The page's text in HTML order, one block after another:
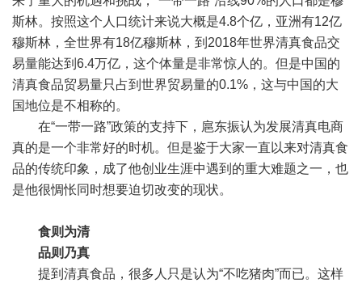
斯林。按照这个人口统计来说大概是4.8个亿，亚洲有12亿
穆斯林，全世界有18亿穆斯林，到2018年世界清真食品交
易量能达到6.4万亿，这个体量是非常惊人的。但是中国的
清真食品贸易量只占到世界贸易量的0.1%，这与中国的大
国地位是不相称的。
在“一带一路”政策的支持下，扈东振认为发展清真电商
真的是一个非常好的时机。但是鉴于大家一直以来对清真食
品的传统印象，成了他创业生涯中遇到的重大难题之一，也
是他很惆怅同时想要迫切改变的现状。
食则为清
品则乃真
提到清真食品，很多人只是认为“不吃猪肉”而已。这样